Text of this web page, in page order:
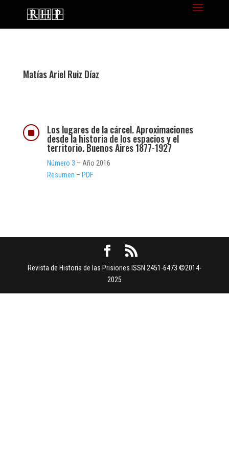
Matías Ariel Ruiz Díaz
] Los lugares de la cárcel. Aproximaciones
desde la historia de los espacios y el
territorio. Buenos Aires 1877-1927
Número 3 – Año 2016
Resumen – PDF
Revista de Historia de las Prisiones ISSN 2451-6473 ©2014-
2025